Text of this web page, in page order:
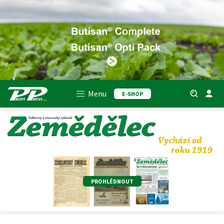
Menu E-SHOP
PROHLÉDNOUT